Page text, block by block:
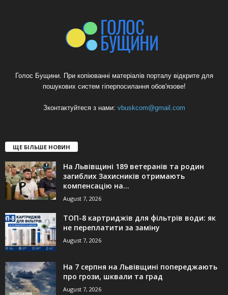
Голос Бущини. При копіюванні матеріалів порталу відкрите для
пошукових систем гіперпосилання обов'язове!
Зконтактуйтеся з нами: vbuskcom@gmail.com
ЩЕ БІЛЬШЕ НОВИН
На Львівщині 189 ветеранів та родин
загиблих Захисників отримають
компенсацію на...
August 7, 2026
ТОП-8 картриджів для фільтрів води: як
не переплатити за заміну
August 7, 2026
На 7 серпня на Львівщині попереджають
про грози, шквали та град
August 7, 2026